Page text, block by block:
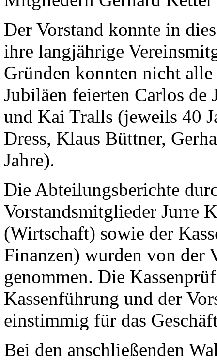
Der Vorstand konnte in
ihre langjährige
Gründen konnten nicht
Jubiläen feierten Carlos de
und Kai Tralls (jeweils 40
Dress, Klaus Büttner,
Jahre).
Die Abteilungsberichte
Vorstandsmitglieder Jurre
(Wirtschaft) sowie der
Finanzen) wurden von der
genommen. Die
Kassenführung und der
einstimmig für das
Bei den anschließenden